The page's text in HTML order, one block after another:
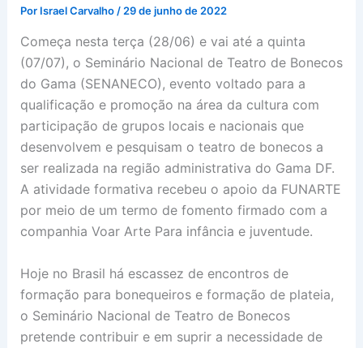
Por Israel Carvalho / 29 de junho de 2022
Começa nesta terça (28/06) e vai até a quinta
(07/07), o Seminário Nacional de Teatro de Bonecos
do Gama (SENANECO), evento voltado para a
qualificação e promoção na área da cultura com
participação de grupos locais e nacionais que
desenvolvem e pesquisam o teatro de bonecos a
ser realizada na região administrativa do Gama DF.
A atividade formativa recebeu o apoio da FUNARTE
por meio de um termo de fomento firmado com a
companhia Voar Arte Para infância e juventude.
Hoje no Brasil há escassez de encontros de
formação para bonequeiros e formação de plateia,
o Seminário Nacional de Teatro de Bonecos
pretende contribuir e em suprir a necessidade de